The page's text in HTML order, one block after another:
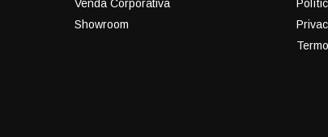
Venda Corporativa
Showroom